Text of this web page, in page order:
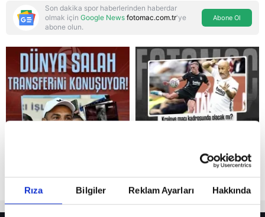
Rıza Bilgiler Reklam Ayarları Hakkında
Reddet
Son dakika spor haberlerinden haberdar
olmak için Google News fotomac.com.tr'ye
abone olun.
Abone Ol